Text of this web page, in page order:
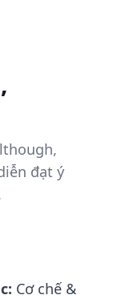
đạt ý
Cơ chế &